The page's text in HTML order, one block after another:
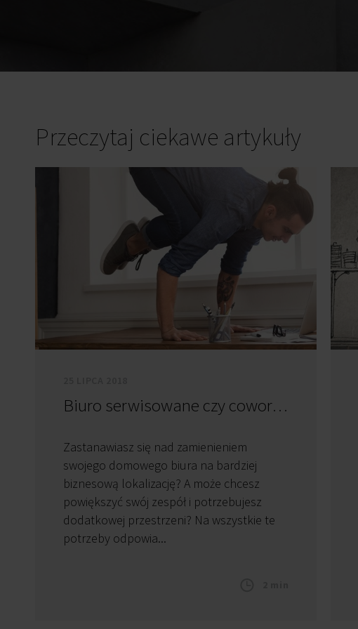
Przeczytaj ciekawe artykuły
Biuro serwisowane czy coworkingowe?
Zastanawiasz się nad zamienieniem
swojego domowego biura na bardziej
biznesową lokalizację? A może chcesz
powiększyć swój zespół i potrzebujesz
dodatkowej przestrzeni? Na wszystkie te
potrzeby odpowia...